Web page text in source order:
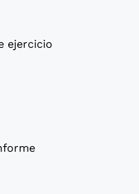
ejercicio